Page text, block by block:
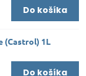
Do košíka
(Castrol) 1L
Do košíka